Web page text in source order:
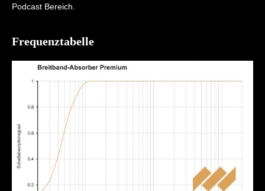
Podcast Bereich.
Frequenztabelle